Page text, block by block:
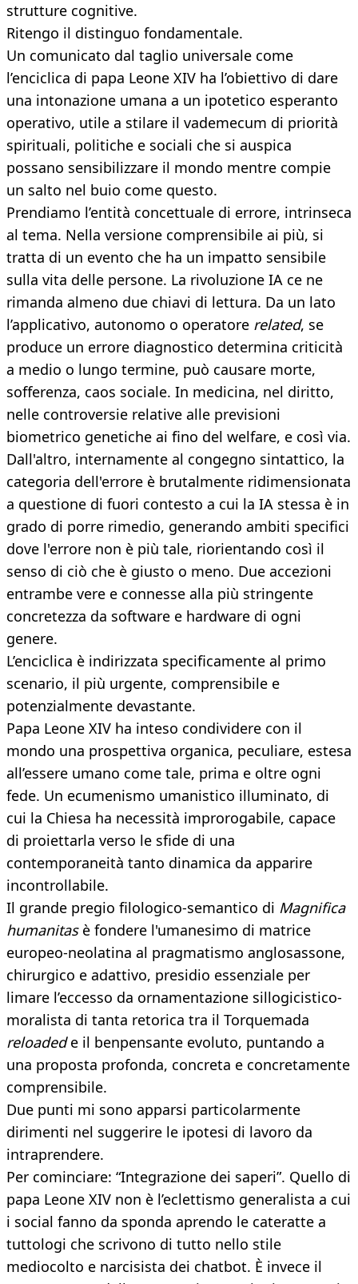
strutture cognitive.
Ritengo il distinguo fondamentale.
Un comunicato dal taglio universale come
l’enciclica di papa Leone XIV ha l’obiettivo di dare
una intonazione umana a un ipotetico esperanto
operativo, utile a stilare il vademecum di priorità
spirituali, politiche e sociali che si auspica
possano sensibilizzare il mondo mentre compie
un salto nel buio come questo.
Prendiamo l’entità concettuale di errore, intrinseca
al tema. Nella versione comprensibile ai più, si
tratta di un evento che ha un impatto sensibile
sulla vita delle persone. La rivoluzione IA ce ne
rimanda almeno due chiavi di lettura. Da un lato
l’applicativo, autonomo o operatore related, se
produce un errore diagnostico determina criticità
a medio o lungo termine, può causare morte,
sofferenza, caos sociale. In medicina, nel diritto,
nelle controversie relative alle previsioni
biometrico genetiche ai fino del welfare, e così via.
Dall'altro, internamente al congegno sintattico, la
categoria dell'errore è brutalmente ridimensionata
a questione di fuori contesto a cui la IA stessa è in
grado di porre rimedio, generando ambiti specifici
dove l'errore non è più tale, riorientando così il
senso di ciò che è giusto o meno. Due accezioni
entrambe vere e connesse alla più stringente
concretezza da software e hardware di ogni
genere.
L’enciclica è indirizzata specificamente al primo
scenario, il più urgente, comprensibile e
potenzialmente devastante.
Papa Leone XIV ha inteso condividere con il
mondo una prospettiva organica, peculiare, estesa
all’essere umano come tale, prima e oltre ogni
fede. Un ecumenismo umanistico illuminato, di
cui la Chiesa ha necessità improrogabile, capace
di proiettarla verso le sfide di una
contemporaneità tanto dinamica da apparire
incontrollabile.
Il grande pregio filologico-semantico di Magnifica
humanitasè fondere l'umanesimo di matrice
europeo-neolatina al pragmatismo anglosassone,
chirurgico e adattivo, presidio essenziale per
limare l’eccesso da ornamentazione sillogicistico-
moralista di tanta retorica tra il Torquemada
reloadede il benpensante evoluto, puntando a
una proposta profonda, concreta e concretamente
comprensibile.
Due punti mi sono apparsi particolarmente
dirimenti nel suggerire le ipotesi di lavoro da
intraprendere.
Per cominciare: “Integrazione dei saperi”. Quello di
papa Leone XIV non è l’eclettismo generalista a cui
i social fanno da sponda aprendo le cateratte a
tuttologi che scrivono di tutto nello stile
mediocolto e narcisista dei chatbot. È invece il